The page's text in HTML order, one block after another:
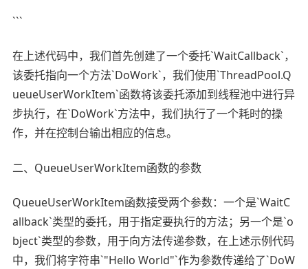
```
在上述代码中，我们首先创建了一个委托`WaitCallback`，
该委托指向一个方法`DoWork`，我们使用`ThreadPool.Q
ueueUserWorkItem`函数将该委托添加到线程池中进行异
步执行，在`DoWork`方法中，我们执行了一个耗时的操
作，并在控制台输出相应的信息。
二、QueueUserWorkItem函数的参数
QueueUserWorkItem函数接受两个参数：一个是`WaitC
allback`类型的委托，用于指定要执行的方法；另一个是`o
bject`类型的参数，用于向方法传递参数，在上述示例代码
中，我们将字符串`"Hello World"`作为参数传递给了`DoW